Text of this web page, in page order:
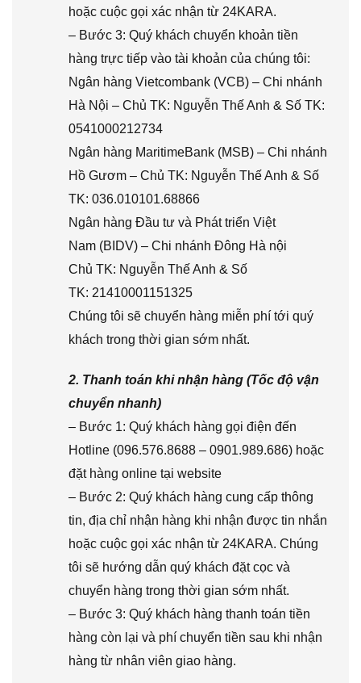
hoặc cuộc gọi xác nhận từ 24KARA.
– Bước 3: Quý khách chuyển khoản tiền
hàng trực tiếp vào tài khoản của chúng tôi:
Ngân hàng Vietcombank (VCB) – Chi nhánh
Hà Nội – Chủ TK: Nguyễn Thế Anh & Số TK:
0541000212734
Ngân hàng MaritimeBank (MSB) – Chi nhánh
Hồ Gươm – Chủ TK: Nguyễn Thế Anh & Số
TK: 036.010101.68866
Ngân hàng Đầu tư và Phát triển Việt
Nam (BIDV) – Chi nhánh Đông Hà nội
Chủ TK: Nguyễn Thế Anh & Số
TK: 21410001151325
Chúng tôi sẽ chuyển hàng miễn phí tới quý
khách trong thời gian sớm nhất.
2. Thanh toán khi nhận hàng (Tốc độ vận
chuyển nhanh)
– Bước 1: Quý khách hàng gọi điện đến
Hotline (096.576.8688 – 0901.989.686) hoặc
đặt hàng online tại website
– Bước 2: Quý khách hàng cung cấp thông
tin, địa chỉ nhận hàng khi nhận được tin nhắn
hoặc cuộc gọi xác nhận từ 24KARA. Chúng
tôi sẽ hướng dẫn quý khách đặt cọc và
chuyển hàng trong thời gian sớm nhất.
– Bước 3: Quý khách hàng thanh toán tiền
hàng còn lại và phí chuyển tiền sau khi nhận
hàng từ nhân viên giao hàng.